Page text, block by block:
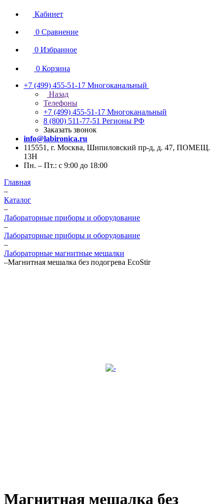
Кабинет
0 Сравнение
0 Избранное
0 Корзина
+7 (499) 455-51-17 Многоканальный
Назад
Телефоны
+7 (499) 455-51-17 Многоканальный
8 (800) 511-77-51 Регионы РФ
Заказать звонок
info@labironica.ru
115551, г. Москва, Шипиловский пр-д, д. 47, ПОМЕЩ.
13Н
Пн. – Пт.: с 9:00 до 18:00
Главная
–
Каталог
–
Лабораторные приборы и оборудование
–
Лабораторные приборы и оборудование
–
Лабораторные магнитные мешалки
–Магнитная мешалка без подогрева EcoStir
Магнитная мешалка без